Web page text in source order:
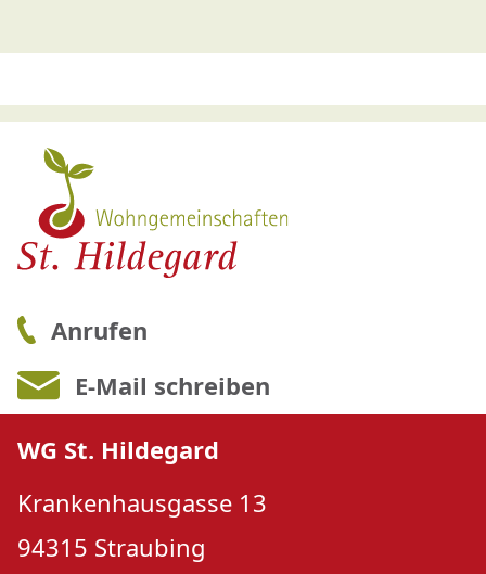
Anrufen
E-Mail schreiben
WG St. Hildegard
Krankenhausgasse 13
94315 Straubing